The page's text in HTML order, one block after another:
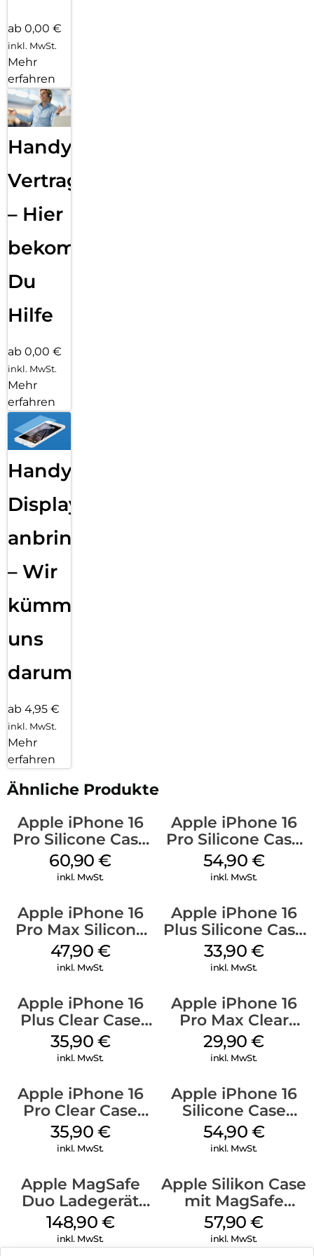
ab 0,00 €
inkl. MwSt.
Mehr
erfahren
Handy
Vertragsabwicklung
– Hier
bekommst
Du
Hilfe
ab 0,00 €
inkl. MwSt.
Mehr
erfahren
Handy
Displayfolie
anbringen
– Wir
kümmern
uns
darum!
ab 4,95 €
inkl. MwSt.
Mehr
erfahren
Ähnliche Produkte
Apple iPhone 16
Pro Silicone Case
MagSafe Stone
Gray
60,90€
inkl. MwSt.
Apple iPhone 16
Pro Silicone Case
MagSafe Black
54,90 €
inkl. MwSt.
Apple iPhone 16
Pro Max Silicone
Case MagSafe
Black
47,90 €
inkl. MwSt.
Apple iPhone 16
Plus Silicone Case
MagSafe Lake
Green
33,90 €
inkl. MwSt.
Apple iPhone 16
Plus Clear Case
MagSafe
Transparent
35,90 €
inkl. MwSt.
Apple iPhone 16
Pro Max Clear
Case MagSafe
Transparent
29,90€
inkl. MwSt.
Apple iPhone 16
Pro Clear Case
MagSafe
Transparent
35,90 €
inkl. MwSt.
Apple iPhone 16
Silicone Case
MagSafe Black
54,90 €
inkl. MwSt.
Apple MagSafe
Duo Ladegerät
Weiß
148,90 €
inkl. MwSt.
Apple Silikon Case
mit MagSafe
iPhone 14 Pro
(PRODUCT)RED
57,90€
inkl. MwSt.